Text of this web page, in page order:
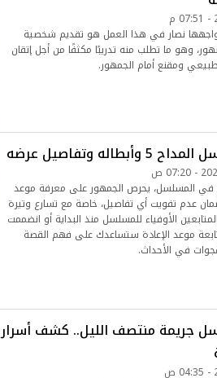
نصار في هذا العمل هو تقديم شخصية
وهو ما تطلب منه تدريبًا مكثفًا من أجل إتقان
ومقنع أمام الجمهور.
وتفاصيل عرضه
في المسلسل، يحرص الجمهور على معرفة موعد
عدم تفويت أي تفاصيل، خاصة مع تسارع وتيرة
الأوفياء للمسلسل منذ البداية أو انضممت
موعد الإعادة ستساعدك على فهم القصة
في الأحداث.
جريمة منتصف الليل.. كشف أسرار